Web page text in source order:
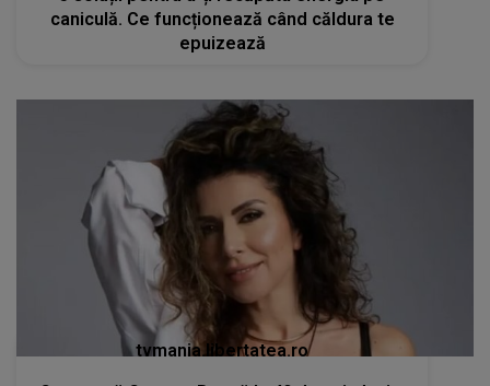
caniculă. Ce funcționează când căldura te
epuizează
tvmania.libertatea.ro